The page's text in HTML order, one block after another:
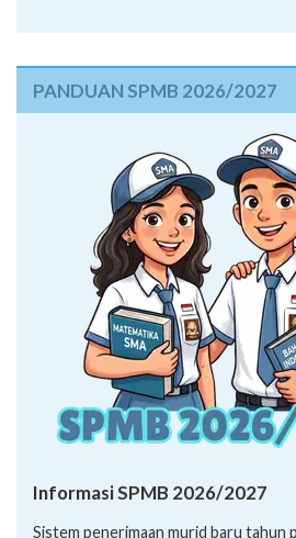
PANDUAN SPMB 2026/2027
Informasi SPMB 2026/2027
Sistem penerimaan murid baru tahun